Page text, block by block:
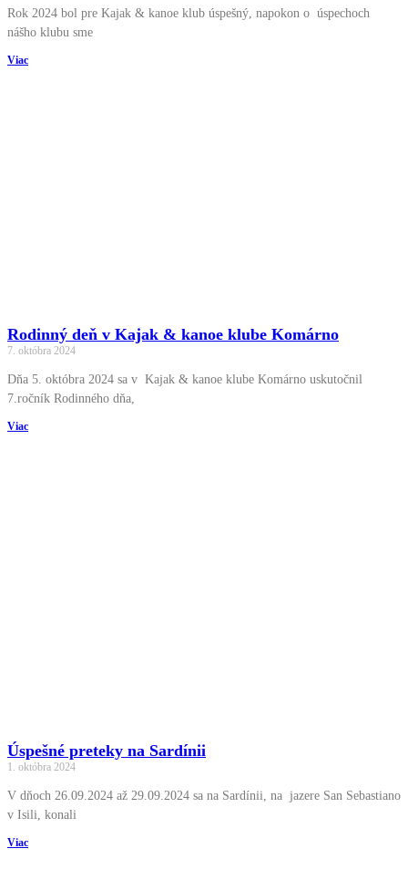
Rok 2024 bol pre Kajak & kanoe klub úspešný, napokon o úspechoch
nášho klubu sme
Viac
Rodinný deň v Kajak & kanoe klube Komárno
7. októbra 2024
Dňa 5. októbra 2024 sa v Kajak & kanoe klube Komárno uskutočnil
7.ročník Rodinného dňa,
Viac
Úspešné preteky na Sardínii
1. októbra 2024
V dňoch 26.09.2024 až 29.09.2024 sa na Sardínii, na jazere San Sebastiano
v Isili, konali
Viac